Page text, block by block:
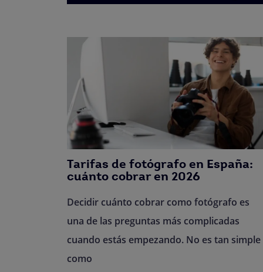
Tarifas de fotógrafo en España:
cuánto cobrar en 2026
Decidir cuánto cobrar como fotógrafo es
una de las preguntas más complicadas
cuando estás empezando. No es tan simple
como